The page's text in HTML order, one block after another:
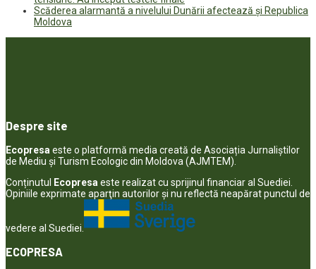
Scăderea alarmantă a nivelului Dunării afectează și Republica
Moldova
Despre site
Ecopresa este o platformă media creată de Asociația Jurnaliștilor
de Mediu și Turism Ecologic din Moldova (AJMTEM).
Conținutul Ecopresa este realizat cu sprijinul financiar al Suediei.
Opiniile exprimate aparţin autorilor şi nu reflectă neapărat punctul de
vedere al Suediei.
ECOPRESA